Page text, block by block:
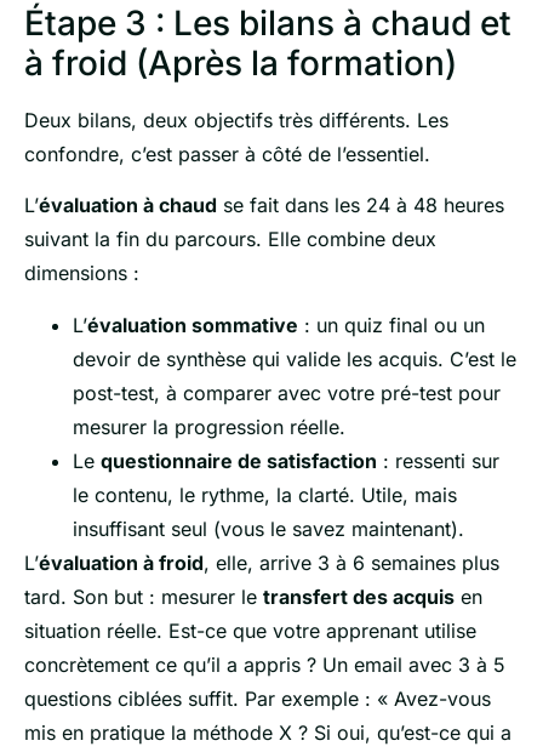
Étape 3 : Les bilans à chaud et
à froid (Après la formation)
Deux bilans, deux objectifs très différents. Les
confondre, c’est passer à côté de l’essentiel.
L’évaluation à chaud se fait dans les 24 à 48 heures
suivant la fin du parcours. Elle combine deux
dimensions :
L’évaluation sommative : un quiz final ou un
devoir de synthèse qui valide les acquis. C’est le
post-test, à comparer avec votre pré-test pour
mesurer la progression réelle.
Le questionnaire de satisfaction : ressenti sur
le contenu, le rythme, la clarté. Utile, mais
insuffisant seul (vous le savez maintenant).
L’évaluation à froid, elle, arrive 3 à 6 semaines plus
tard. Son but : mesurer le transfert des acquis en
situation réelle. Est-ce que votre apprenant utilise
concrètement ce qu’il a appris ? Un email avec 3 à 5
questions ciblées suffit. Par exemple : « Avez-vous
mis en pratique la méthode X ? Si oui, qu’est-ce qui a